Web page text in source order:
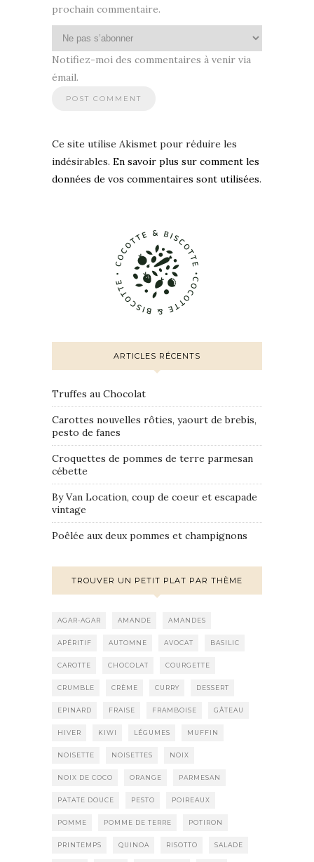
prochain commentaire.
Notifiez-moi des commentaires à venir via
émail.
Ce site utilise Akismet pour réduire les
indésirables. En savoir plus sur comment les
données de vos commentaires sont utilisées.
ARTICLES RÉCENTS
Truffes au Chocolat
Carottes nouvelles rôties, yaourt de brebis,
pesto de fanes
Croquettes de pommes de terre parmesan
cébette
By Van Location, coup de coeur et escapade
vintage
Poêlée aux deux pommes et champignons
TROUVER UN PETIT PLAT PAR THÈME
AGAR-AGAR AMANDE AMANDES
APÉRITIF AUTOMNE AVOCAT BASILIC
CAROTTE CHOCOLAT COURGETTE
CRUMBLE CRÈME CURRY DESSERT
EPINARD FRAISE FRAMBOISE GÂTEAU
HIVER KIWI LÉGUMES MUFFIN
NOISETTE NOISETTES NOIX
NOIX DE COCO ORANGE PARMESAN
PATATE DOUCE PESTO POIREAUX
POMME POMME DE TERRE POTIRON
PRINTEMPS QUINOA RISOTTO SALADE